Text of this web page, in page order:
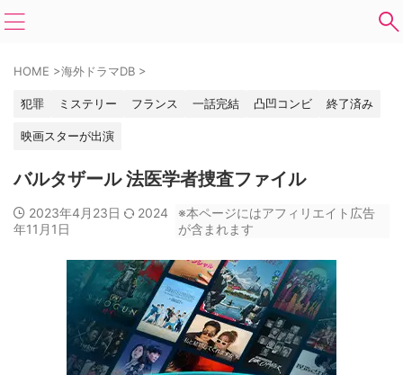
HOME >海外ドラマDB >
犯罪 ミステリー フランス 一話完結 凸凹コンビ 終了済み
映画スターが出演
バルタザール 法医学者捜査ファイル
2023年4月23日
2024
年11月1日
※本ページにはアフィリエイト広告
が含まれます